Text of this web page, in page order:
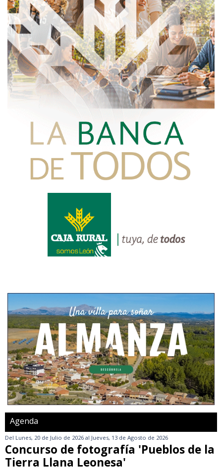
Agenda
Del Lunes, 20 de Julio de 2026 al Jueves, 13 de Agosto de 2026
Concurso de fotografía 'Pueblos de la
Tierra Llana Leonesa'